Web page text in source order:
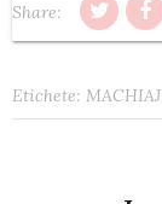
Share:
Etichete: MACHIAJ